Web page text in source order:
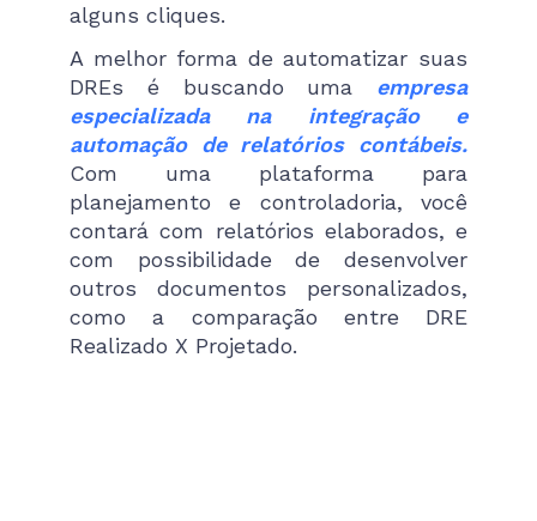
alguns cliques.
A melhor forma de automatizar suas
DREs é buscando uma empresa
especializada na integração e
automação de relatórios contábeis.
Com uma plataforma para
planejamento e controladoria, você
contará com relatórios elaborados, e
com possibilidade de desenvolver
outros documentos personalizados,
como a comparação entre DRE
Realizado X Projetado.